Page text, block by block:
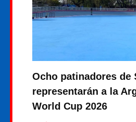
Ocho patinadores de
representarán a la
World Cup 2026